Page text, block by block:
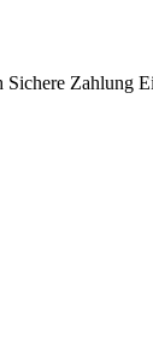
Sichere Zahlung